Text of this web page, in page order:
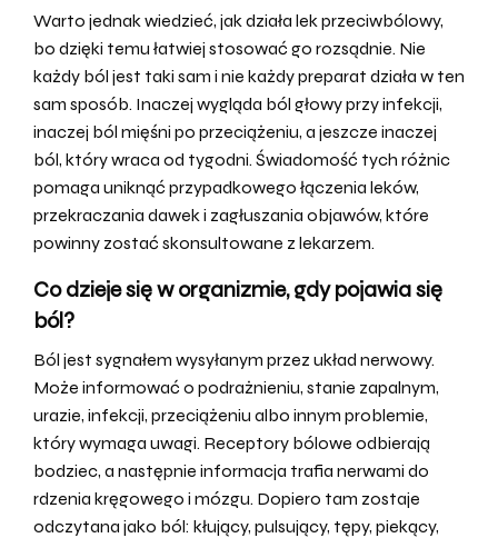
Warto jednak wiedzieć, jak działa lek przeciwbólowy,
bo dzięki temu łatwiej stosować go rozsądnie. Nie
każdy ból jest taki sam i nie każdy preparat działa w ten
sam sposób. Inaczej wygląda ból głowy przy infekcji,
inaczej ból mięśni po przeciążeniu, a jeszcze inaczej
ból, który wraca od tygodni. Świadomość tych różnic
pomaga uniknąć przypadkowego łączenia leków,
przekraczania dawek i zagłuszania objawów, które
powinny zostać skonsultowane z lekarzem.
Co dzieje się w organizmie, gdy pojawia się
ból?
Ból jest sygnałem wysyłanym przez układ nerwowy.
Może informować o podrażnieniu, stanie zapalnym,
urazie, infekcji, przeciążeniu albo innym problemie,
który wymaga uwagi. Receptory bólowe odbierają
bodziec, a następnie informacja trafia nerwami do
rdzenia kręgowego i mózgu. Dopiero tam zostaje
odczytana jako ból: kłujący, pulsujący, tępy, piekący,